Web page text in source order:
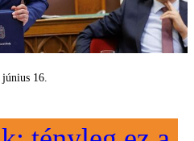
június 16.